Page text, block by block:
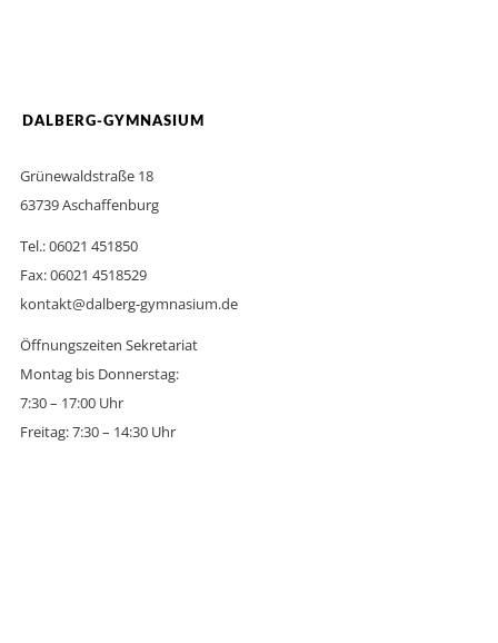
DALBERG-GYMNASIUM
Grünewaldstraße 18
63739 Aschaffenburg
Tel.: 06021 451850
Fax: 06021 4518529
kontakt@dalberg-gymnasium.de
Öffnungszeiten Sekretariat
Montag bis Donnerstag:
7:30 – 17:00 Uhr
Freitag: 7:30 – 14:30 Uhr